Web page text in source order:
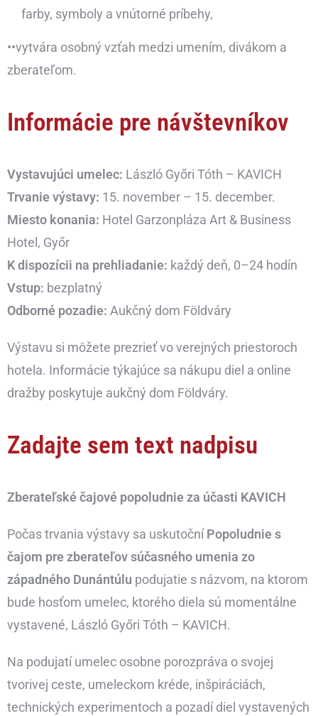
farby, symboly a vnútorné príbehy,
••vytvára osobný vzťah medzi umením, divákom a
zberateľom.
Informácie pre návštevníkov
Vystavujúci umelec: László Győri Tóth – KAVICH
Trvanie výstavy: 15. november – 15. december.
Miesto konania: Hotel Garzonpláza Art & Business
Hotel, Győr
K dispozícii na prehliadanie: každý deň, 0–24 hodín
Vstup: bezplatný
Odborné pozadie: Aukčný dom Földváry
Výstavu si môžete prezrieť vo verejných priestoroch
hotela. Informácie týkajúce sa nákupu diel a online
dražby poskytuje aukčný dom Földváry.
Zadajte sem text nadpisu
Zberateľské čajové popoludnie za účasti KAVICH
Počas trvania výstavy sa uskutočníPopoludnie s
čajom pre zberateľov súčasného umenia zo
západného Dunántúlu podujatie s názvom, na ktorom
bude hosťom umelec, ktorého diela sú momentálne
vystavené, László Győri Tóth – KAVICH.
Na podujatí umelec osobne porozpráva o svojej
tvorivej ceste, umeleckom kréde, inšpiráciách,
technických experimentoch a pozadí diel vystavených